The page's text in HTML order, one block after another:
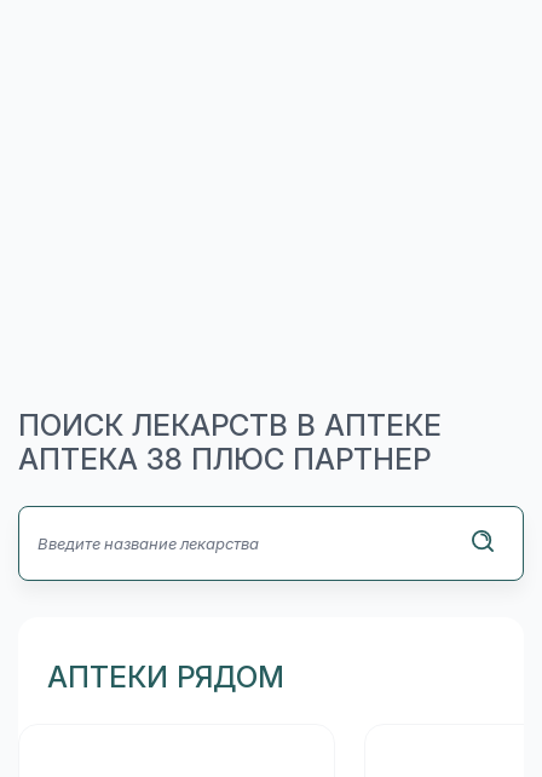
ПОИСК ЛЕКАРСТВ В АПТЕКЕ
АПТЕКА 38 ПЛЮС ПАРТНЕР
АПТЕКИ РЯДОМ